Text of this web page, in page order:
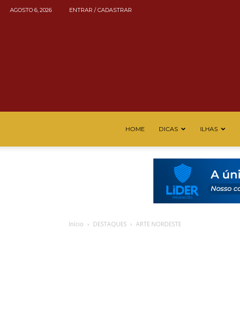
AGOSTO 6, 2026 ENTRAR / CADASTRAR
HOME DICAS ILHAS
Início DESTAQUES ARTE NORDESTE